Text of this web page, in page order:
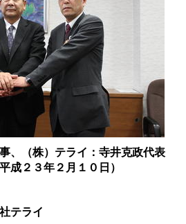
、（株）テライ：寺井克政代表
成２３年２月１０日）
テライ